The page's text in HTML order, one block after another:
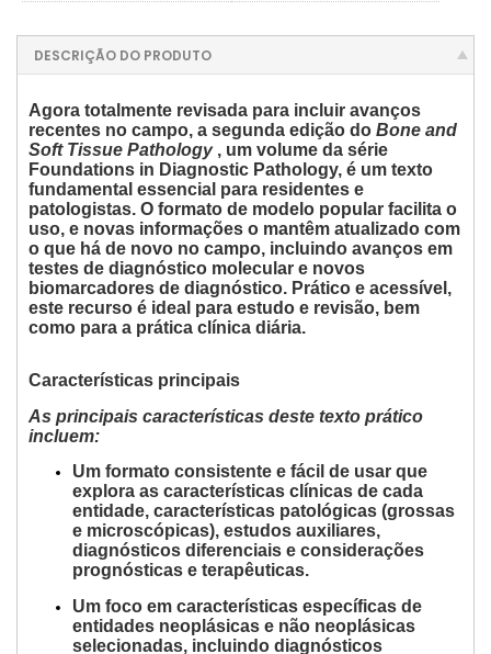
DESCRIÇÃO DO PRODUTO
Agora totalmente revisada para incluir avanços
recentes no campo, a segunda edição do Bone and
Soft Tissue Pathology, um volume da série
Foundations in Diagnostic Pathology, é um texto
fundamental essencial para residentes e
patologistas. O formato de modelo popular facilita o
uso, e novas informações o mantêm atualizado com
o que há de novo no campo, incluindo avanços em
testes de diagnóstico molecular e novos
biomarcadores de diagnóstico. Prático e acessível,
este recurso é ideal para estudo e revisão, bem
como para a prática clínica diária.
Características principais
As principais características deste texto prático
incluem:
Um formato consistente e fácil de usar que
explora as características clínicas de cada
entidade, características patológicas (grossas
e microscópicas), estudos auxiliares,
diagnósticos diferenciais e considerações
prognósticas e terapêuticas.
Um foco em características específicas de
entidades neoplásicas e não neoplásicas
selecionadas, incluindo diagnósticos